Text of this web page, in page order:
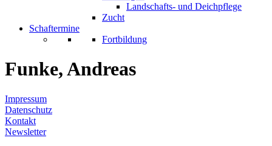
Landschafts- und Deichpflege
Zucht
Schaftermine
Fortbildung
Funke, Andreas
Impressum
Datenschutz
Kontakt
Newsletter